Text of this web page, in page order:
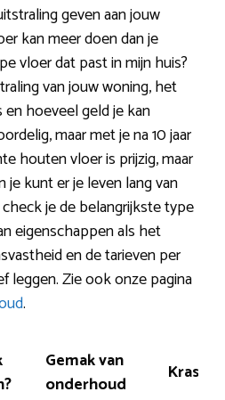
geven aan jouw
kan meer doen dan je
vloer dat past in mijn huis?
van jouw woning, het
hoeveel geld je kan
maar met je na 10 jaar
houten vloer is prijzig, maar
je kunt er je leven lang van
je de belangrijkste type
eigenschappen als het
en de tarieven per
leggen. Zie ook onze pagina
.
Gemak van
onderhoud